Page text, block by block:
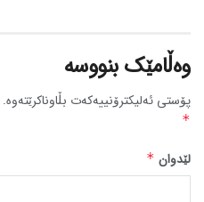
وەڵامێک بنووسە
پۆستی ئەلیکترۆنییەکەت بڵاوناکرێتەوە.
*
لێدوان *